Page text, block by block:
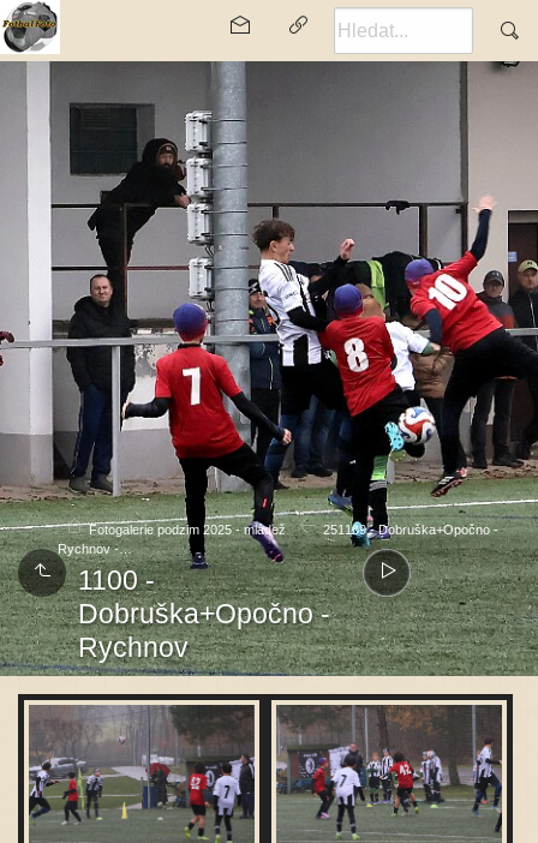
Fotogalerie podzim 2025 - mládež
251109 - Dobruška+Opočno -
Rychnov -…
1100 -
Dobruška+Opočno -
Rychnov